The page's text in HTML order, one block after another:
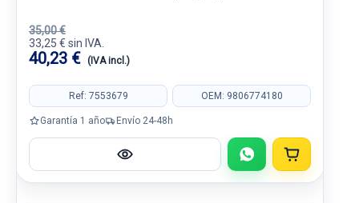
35,00 €
33,25 € sin IVA.
40,23 € (IVA incl.)
Ref: 7553679 OEM: 9806774180
Garantía 1 año Envío 24-48h